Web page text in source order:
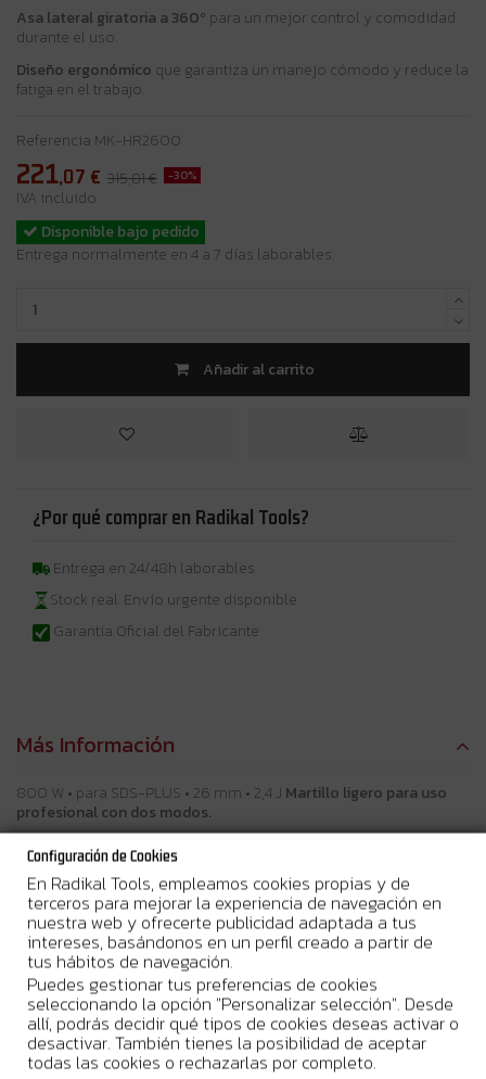
Asa lateral giratoria a 360º para un mejor control y comodidad
durante el uso.
Diseño ergonómico que garantiza un manejo cómodo y reduce la
fatiga en el trabajo.
Referencia MK-HR2600
221,07 € 315,81 € -30%
IVA incluido
Disponible bajo pedido
Entrega normalmente en 4 a 7 días laborables.
Añadir al carrito
¿Por qué comprar en Radikal Tools?
Entrega en 24/48h laborables
Stock real. Envío urgente disponible
Garantia Oficial del Fabricante
Más Información
800 W • para SDS-PLUS • 26 mm • 2,4 J Martillo ligero para uso
profesional con dos modos.
Descripción
Martillo ligero compatible para SDS-PLUS. Adecuado para un
taladrado suave. Capacidad del motor de 800 W y velocidad
regulable entre 0 y 1 200 min-1 desde un interruptor. Energía de
impacto de 2,4 J y rango de perforación óptimo de 8 - 18 mm en
hormigón. Capacidad de perforación máxima de 26 mm en
hormigón.
Beneficios del usuario
Asa lateral giratoria 360
Doble aislamiento
Empuñadura ergonómica
Configuración de Cookies
En Radikal Tools, empleamos cookies propias y de
terceros para mejorar la experiencia de navegación en
nuestra web y ofrecerte publicidad adaptada a tus
intereses, basándonos en un perfil creado a partir de
tus hábitos de navegación.
Puedes gestionar tus preferencias de cookies
seleccionando la opción "Personalizar selección". Desde
allí, podrás decidir qué tipos de cookies deseas activar o
desactivar. También tienes la posibilidad de aceptar
todas las cookies o rechazarlas por completo.